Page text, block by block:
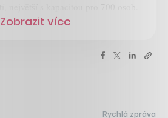
Zobrazit více
Rychlá zpráva